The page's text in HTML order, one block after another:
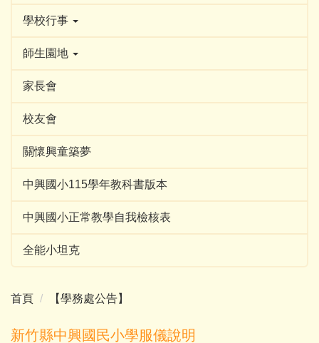
學校行事
師生園地
家長會
校友會
關懷興童築夢
中興國小115學年教科書版本
中興國小正常教學自我檢核表
全能小坦克
首頁 【學務處公告】
新竹縣中興國民小學服儀說明